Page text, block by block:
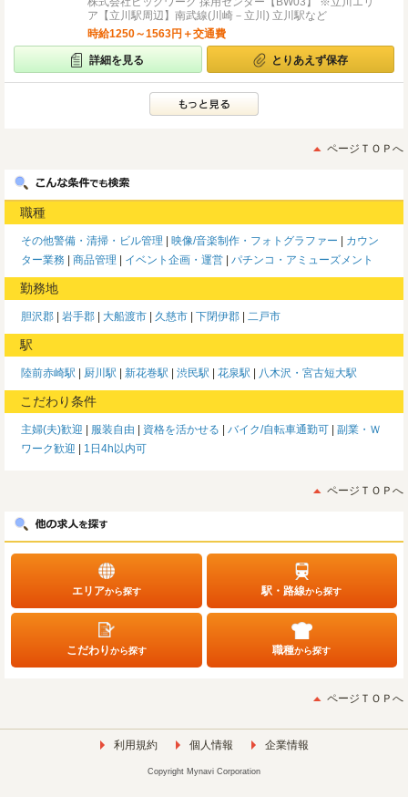
ア【立川駅周辺】南武線(川崎－立川) 立川駅など
時給1250～1563円＋交通費
詳細を見る とりあえず保存
ページＴＯＰへ
職種
その他警備・清掃・ビル管理 映像/音楽制作・フォトグラファー
カウン
ター業務
商品管理 イベント企画・運営 パチンコ・アミューズメント
勤務地
胆沢郡 岩手郡 大船渡市 久慈市 下閉伊郡 二戸市
駅
陸前赤崎駅 厨川駅 新花巻駅 渋民駅 花泉駅 八木沢・宮古短大駅
こだわり条件
主婦(夫)歓迎 服装自由 資格を活かせる バイク/自転車通勤可
副業・Ｗ
ワーク歓迎
1日4h以内可
ページＴＯＰへ
エリアから探す 駅・路線から探す
こだわりから探す 職種から探す
ページＴＯＰへ
利用規約 個人情報 企業情報
Copyright Mynavi Corporation